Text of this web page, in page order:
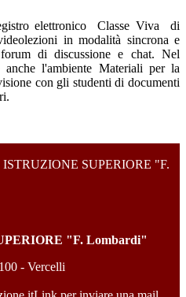
elettronico Classe Viva di
in modalità sincrona e
di discussione e chat. Nel
anche l'ambiente Materiali per la
con gli studenti di documenti
SUPERIORE "F.
"F. Lombardi"
- Vercelli